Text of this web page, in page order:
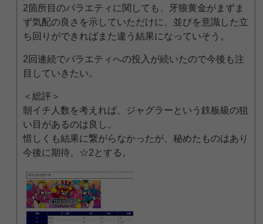
2箇所目のバラエティに関しても、牙狼黄金がまずま
ず気配の良さを示していただけに、並びを意識した立
ち回りができればまた違う結果になっていそう。
2回連続でバラエティへの投入が続いたので今後も注
目していきたい。
＜総評＞
朝イチ人数を考えれば、ジャグラーという鉄板級の狙
い目があるのは良し。
惜しくも結果に繋がらなかったが、秘めたものはあり
今後に期待。☆2とする。